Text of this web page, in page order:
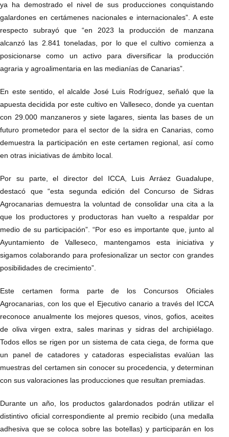
ya ha demostrado el nivel de sus producciones conquistando
galardones en certámenes nacionales e internacionales”. A este
respecto subrayó que “en 2023 la producción de manzana
alcanzó las 2.841 toneladas, por lo que el cultivo comienza a
posicionarse como un activo para diversificar la producción
agraria y agroalimentaria en las medianías de Canarias”.
En este sentido, el alcalde José Luis Rodríguez, señaló que la
apuesta decidida por este cultivo en Valleseco, donde ya cuentan
con 29.000 manzaneros y siete lagares, sienta las bases de un
futuro prometedor para el sector de la sidra en Canarias, como
demuestra la participación en este certamen regional, así como
en otras iniciativas de ámbito local.
Por su parte, el director del ICCA, Luis Arráez Guadalupe,
destacó que “esta segunda edición del Concurso de Sidras
Agrocanarias demuestra la voluntad de consolidar una cita a la
que los productores y productoras han vuelto a respaldar por
medio de su participación”. “Por eso es importante que, junto al
Ayuntamiento de Valleseco, mantengamos esta iniciativa y
sigamos colaborando para profesionalizar un sector con grandes
posibilidades de crecimiento”.
Este certamen forma parte de los Concursos Oficiales
Agrocanarias, con los que el Ejecutivo canario a través del ICCA
reconoce anualmente los mejores quesos, vinos, gofios, aceites
de oliva virgen extra, sales marinas y sidras del archipiélago.
Todos ellos se rigen por un sistema de cata ciega, de forma que
un panel de catadores y catadoras especialistas evalúan las
muestras del certamen sin conocer su procedencia, y determinan
con sus valoraciones las producciones que resultan premiadas.
Durante un año, los productos galardonados podrán utilizar el
distintivo oficial correspondiente al premio recibido (una medalla
adhesiva que se coloca sobre las botellas) y participarán en los